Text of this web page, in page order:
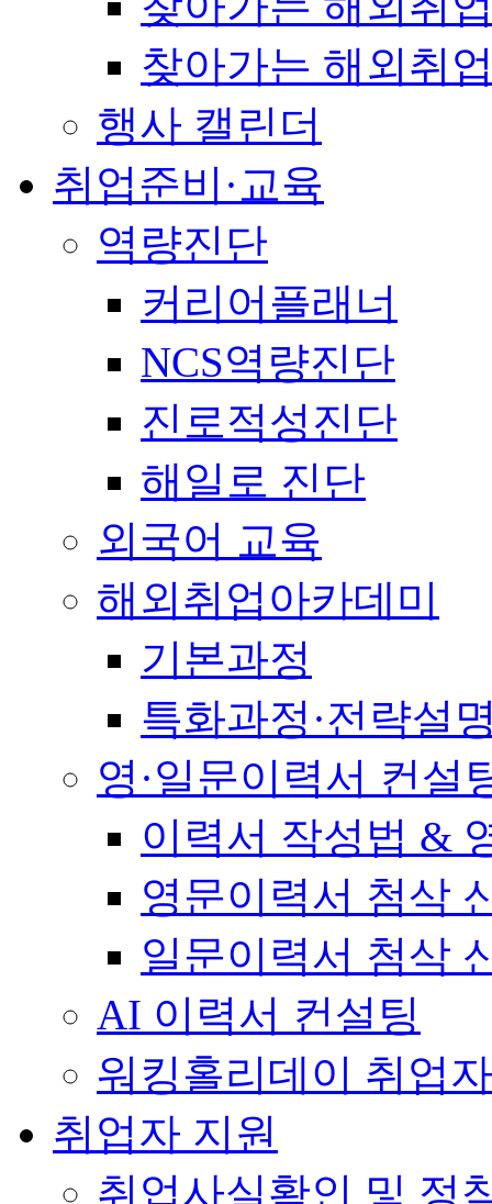
찾아가는 해외취
행사 캘린더
취업준비·교육
역량진단
커리어플래너
NCS역량진단
진로적성진단
해일로 진단
외국어 교육
해외취업아카데미
기본과정
특화과정·전략설
영·일문이력서 컨설
이력서 작성법 &
영문이력서 첨삭
일문이력서 첨삭
AI 이력서 컨설팅
워킹홀리데이 취업
취업자 지원
취업사실확인 및 정